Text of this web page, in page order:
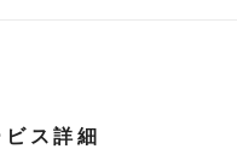
ス詳細